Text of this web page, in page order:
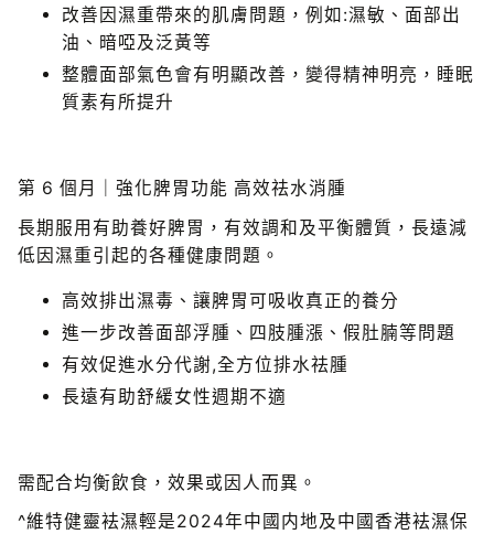
改善因濕重帶來的肌膚問題，例如:濕敏、面部出
油、暗啞及泛黃等
整體面部氣色會有明顯改善，變得精神明亮，睡眠
質素有所提升
第 6 個月｜強化脾胃功能 高效祛水消腫
長期服用有助養好脾胃，有效調和及平衡體質，長遠減
低因濕重引起的各種健康問題。
高效排出濕毒、讓脾胃可吸收真正的養分
進一步改善面部浮腫、四肢腫漲、假肚腩等問題
有效促進水分代謝,全方位排水祛腫
長遠有助舒緩女性週期不適
需配合均衡飲食，效果或因人而異。
^維特健靈袪濕輕是2024年中國内地及中國香港袪濕保